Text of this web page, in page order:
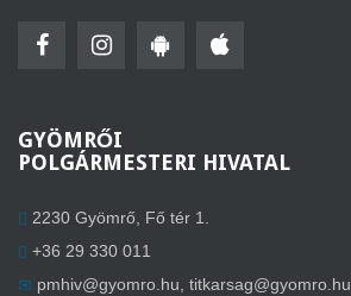
GYÖMRŐI
POLGÁRMESTERI HIVATAL
2230 Gyömrő, Fő tér 1.
+36 29 330 011
pmhiv@gyomro.hu, titkarsag@gyomro.hu